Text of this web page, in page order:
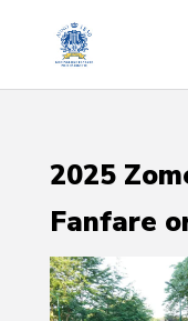
2025
Fanfare